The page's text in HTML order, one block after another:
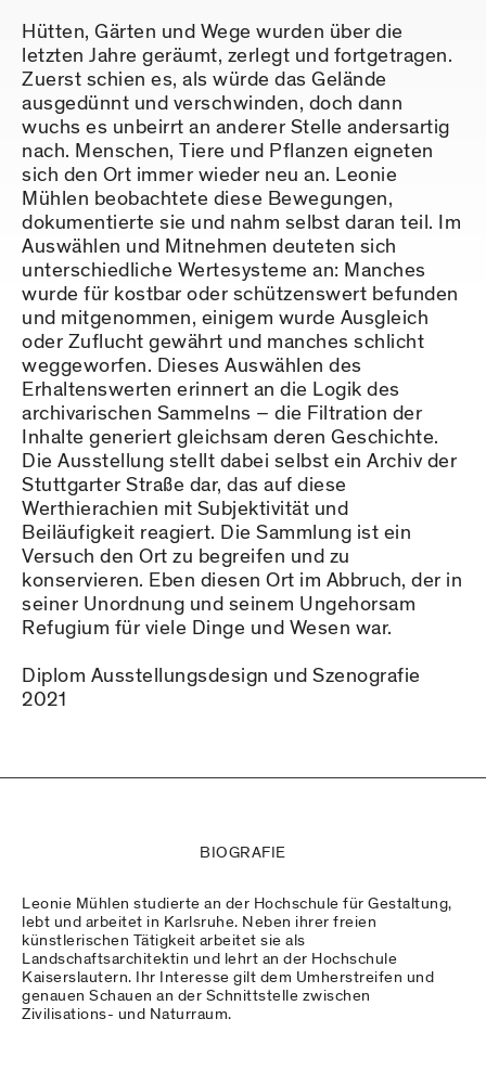
Hütten, Gärten und Wege wurden über die
letzten Jahre geräumt, zerlegt und fortgetragen.
Zuerst schien es, als würde das Gelände
ausgedünnt und verschwinden, doch dann
wuchs es unbeirrt an anderer Stelle andersartig
nach. Menschen, Tiere und Pflanzen eigneten
sich den Ort immer wieder neu an. Leonie
Mühlen beobachtete diese Bewegungen,
dokumentierte sie und nahm selbst daran teil. Im
Auswählen und Mitnehmen deuteten sich
unterschiedliche Wertesysteme an: Manches
wurde für kostbar oder schützenswert befunden
und mitgenommen, einigem wurde Ausgleich
oder Zuflucht gewährt und manches schlicht
weggeworfen. Dieses Auswählen des
Erhaltenswerten erinnert an die Logik des
archivarischen Sammelns – die Filtration der
Inhalte generiert gleichsam deren Geschichte.
Die Ausstellung stellt dabei selbst ein Archiv der
Stuttgarter Straße dar, das auf diese
Werthierachien mit Subjektivität und
Beiläufigkeit reagiert. Die Sammlung ist ein
Versuch den Ort zu begreifen und zu
konservieren. Eben diesen Ort im Abbruch, der in
seiner Unordnung und seinem Ungehorsam
Refugium für viele Dinge und Wesen war.
Diplom Ausstellungsdesign und Szenografie
2021
BIOGRAFIE
Leonie Mühlen studierte an der Hochschule für Gestaltung,
lebt und arbeitet in Karlsruhe. Neben ihrer freien
künstlerischen Tätigkeit arbeitet sie als
Landschaftsarchitektin und lehrt an der Hochschule
Kaiserslautern. Ihr Interesse gilt dem Umherstreifen und
genauen Schauen an der Schnittstelle zwischen
Zivilisations- und Naturraum.